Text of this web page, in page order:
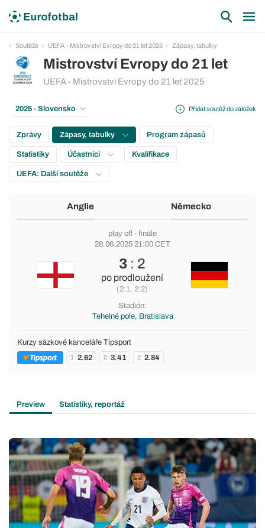
Soutěže UEFA - Mistrovství Evropy do 21 let 2025 Zápasy, tabulky
Mistrovství Evropy do 21 let
UEFA - Mistrovství Evropy do 21 let 2025
Přidat soutěž do záložek
2025 - Slovensko
Zprávy Zápasy, tabulky Program zápasů
Statistiky Účastníci Kvalifikace
UEFA: Další soutěže
Anglie Německo
play off - finále
28.06.2025 21:00 CET
3 : 2
po prodloužení
(2:1, 2:2)
Stadión:
Tehelné pole, Bratislava
Kurzy sázkové kanceláře Tipsport
1 2.62 0 3.41 2 2.84
Preview Statistiky, reportáž